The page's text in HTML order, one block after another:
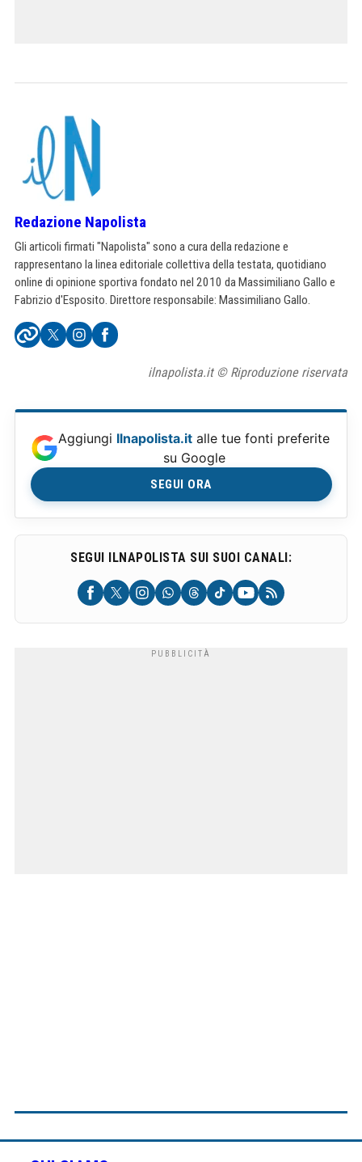
Redazione Napolista
Gli articoli firmati "Napolista" sono a cura della redazione e
rappresentano la linea editoriale collettiva della testata, quotidiano
online di opinione sportiva fondato nel 2010 da Massimiliano Gallo e
Fabrizio d'Esposito. Direttore responsabile: Massimiliano Gallo.
ilnapolista.it © Riproduzione riservata
Aggiungi Ilnapolista.it alle tue fonti preferite
su Google
SEGUI ORA
SEGUI ILNAPOLISTA SUI SUOI CANALI: